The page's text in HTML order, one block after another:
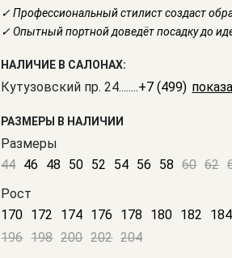
✓ Профессиональный стилист создаст
✓ Опытный портной доведёт посадку до
НАЛИЧИЕ В САЛОНАХ:
Кутузовский пр. 24........+7 (499) 703-
РАЗМЕРЫ В НАЛИЧИИ
Размеры
44 46 48 50 52 54 56 58 60 62
Рост
170 172 174 176 178 180 182 184
196 198 200 202 204